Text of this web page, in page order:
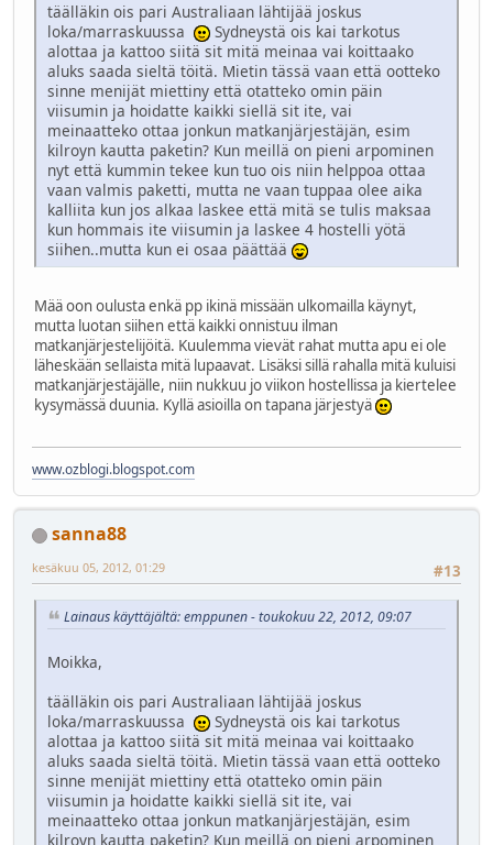
täälläkin ois pari Australiaan lähtijää joskus
loka/marraskuussa
Sydneystä ois kai tarkotus
alottaa ja kattoo siitä sit mitä meinaa vai koittaako
aluks saada sieltä töitä. Mietin tässä vaan että ootteko
sinne menijät miettiny että otatteko omin päin
viisumin ja hoidatte kaikki siellä sit ite, vai
meinaatteko ottaa jonkun matkanjärjestäjän, esim
kilroyn kautta paketin? Kun meillä on pieni arpominen
nyt että kummin tekee kun tuo ois niin helppoa ottaa
vaan valmis paketti, mutta ne vaan tuppaa olee aika
kalliita kun jos alkaa laskee että mitä se tulis maksaa
kun hommais ite viisumin ja laskee 4 hostelli yötä
siihen..mutta kun ei osaa päättää
Mää oon oulusta enkä pp ikinä missään ulkomailla käynyt,
mutta luotan siihen että kaikki onnistuu ilman
matkanjärjestelijöitä. Kuulemma vievät rahat mutta apu ei ole
läheskään sellaista mitä lupaavat. Lisäksi sillä rahalla mitä kuluisi
matkanjärjestäjälle, niin nukkuu jo viikon hostellissa ja kiertelee
kysymässä duunia. Kyllä asioilla on tapana järjestyä
www.ozblogi.blogspot.com
sanna88
#13
kesäkuu 05, 2012, 01:29
Lainaus käyttäjältä: emppunen - toukokuu 22, 2012, 09:07
Moikka,
täälläkin ois pari Australiaan lähtijää joskus
loka/marraskuussa
Sydneystä ois kai tarkotus
alottaa ja kattoo siitä sit mitä meinaa vai koittaako
aluks saada sieltä töitä. Mietin tässä vaan että ootteko
sinne menijät miettiny että otatteko omin päin
viisumin ja hoidatte kaikki siellä sit ite, vai
meinaatteko ottaa jonkun matkanjärjestäjän, esim
kilroyn kautta paketin? Kun meillä on pieni arpominen